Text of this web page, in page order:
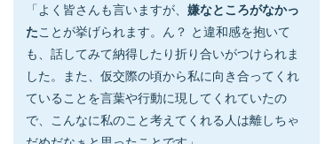
「よく皆さんも言いますが、 嫌なところがなかっ
たことが挙げられます。ん？ と違和感を抱いて
も、話してみて納得したり折り合いがつけられま
した。また、仮交際の頃から私に向き合ってくれ
ていることを言葉や行動に現してくれていたの
で、こんなに私のこと考えてくれる人は離しちゃ